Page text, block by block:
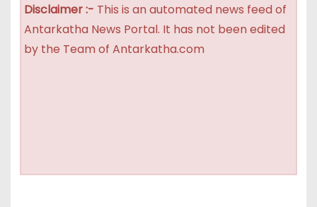
Disclaimer :- This is an automated news feed of
Antarkatha News Portal. It has not been edited
by the Team of Antarkatha.com